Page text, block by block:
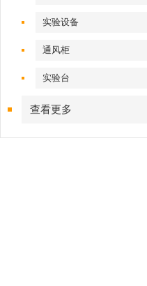
实验设备
通风柜
实验台
查看更多